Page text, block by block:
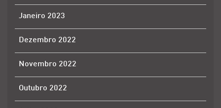
Janeiro 2023
Dezembro 2022
Novembro 2022
Outubro 2022